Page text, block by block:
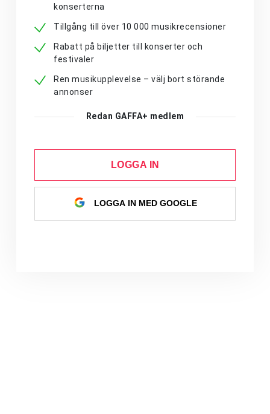
konserterna
Tillgång till över 10 000 musikrecensioner
Rabatt på biljetter till konserter och
festivaler
Ren musikupplevelse – välj bort störande
annonser
Redan GAFFA+ medlem
LOGGA IN
LOGGA IN MED GOOGLE